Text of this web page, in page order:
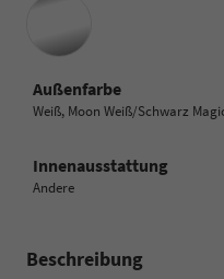
Außenfarbe
Weiß, Moon Weiß/Schwarz
Innenausstattung
Andere
Beschreibung